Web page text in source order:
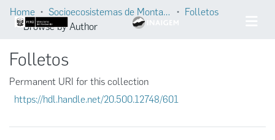
Home Socioecosistemas de Montaña
Folletos
Browse by Author
Folletos
Permanent URI for this collection
https://hdl.handle.net/20.500.12748/601